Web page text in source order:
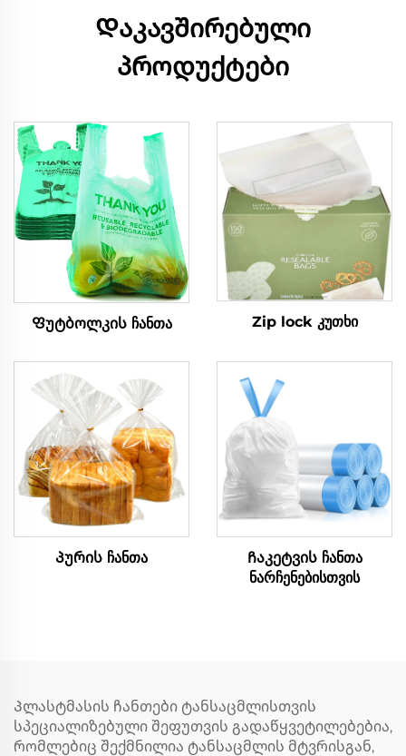
Დაკავშირებული
პროდუქტები
Ფუტბოლკის ჩანთა Zip lock კუთხი
Პურის ჩანთა
Ჩაკეტვის ჩანთა
ნარჩენებისთვის
Პლასტმასის ჩანთები ტანსაცმლისთვის
სპეციალიზებული შეფუთვის გადაწყვეტილებებია,
რომლებიც შექმნილია ტანსაცმლის მტვრისგან,